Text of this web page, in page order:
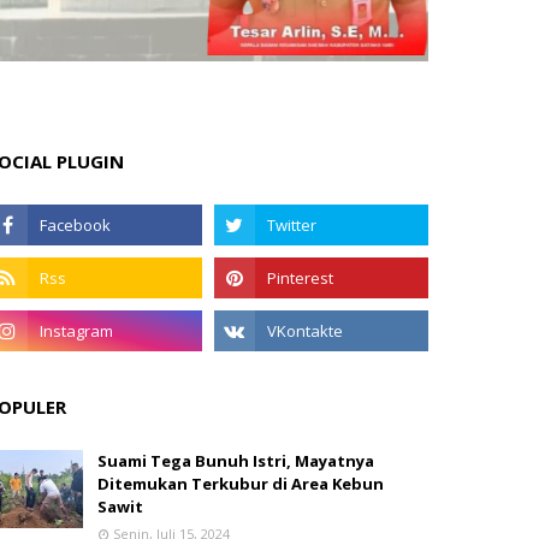
PLUGIN
Suami Tega Bunuh Istri, Mayatnya
Ditemukan Terkubur di Area Kebun
Sawit
Senin, Juli 15, 2024